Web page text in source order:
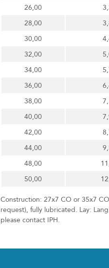
26,00
28,00
30,00
32,00
34,00
36,00
38,00
40,00
42,00
44,00
48,00
50,00
Construction: 27x7 CO or 35x7
request), fully lubricated. Lay:
please contact IPH.